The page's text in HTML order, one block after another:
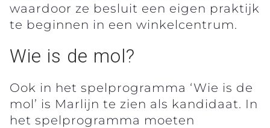
waardoor ze besluit een eigen praktijk
te beginnen in een winkelcentrum.
Wie is de mol?
Ook in het spelprogramma ‘Wie is de
mol’ is Marlijn te zien als kandidaat. In
het spelprogramma moeten